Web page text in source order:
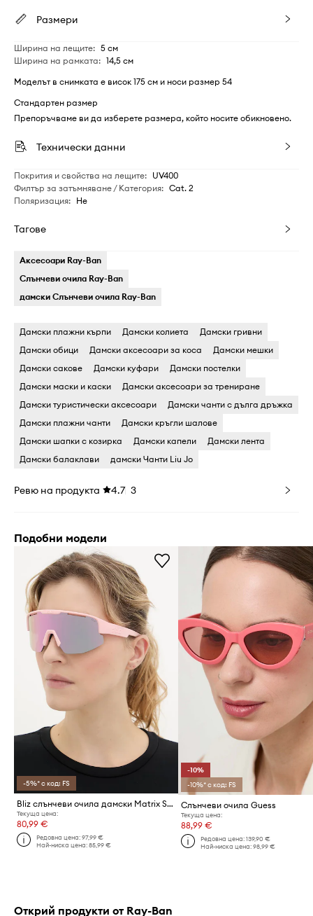
Размери
Ширина на лещите: 5 см
Ширина на рамката: 14,5 см
Моделът в снимката е висок 175 см и носи размер 54
Стандартен размер
Препоръчваме ви да изберете размера, който носите обикновено.
Технически данни
Покрития и свойства на лещите: UV400
Филтър за затъмняване / Категория: Cat. 2
Поляризация: Не
Тагове
Аксесоари Ray-Ban
Слънчеви очила Ray-Ban
дамски Слънчеви очила Ray-Ban
Дамски плажни кърпи Дамски колиета
Дамски гривни
Дамски обици
Дамски аксесоари за коса
Дамски мешки
Дамски сакове
Дамски куфари
Дамски постелки
Дамски маски и каски
Дамски аксесоари за трениране
Дамски туристически аксесоари
Дамски чанти с дълга дръжка
Дамски плажни чанти
Дамски кръгли шалове
Дамски шапки с козирка
Дамски капели
Дамски лента
Дамски балаклави
дамски Чанти Liu Jo
Ревю на продукта 4.7 3
Подобни модели
-5%* с код: FS
Bliz слънчеви очила дамски Matrix Small
Текуща цена:
80,99 €
Редовна цена:97,99 €
Най-ниска цена:85,99 €
-10%
-10%* с код: FS
Слънчеви очила Guess
Текуща цена:
88,99 €
Редовна цена: 139,90 €
Най-ниска цена: 98,99 €
Открий продукти от Ray-Ban